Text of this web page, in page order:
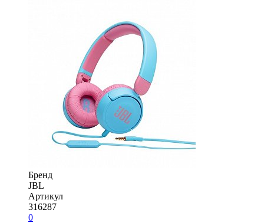
Бренд
JBL
Артикул
316287
0